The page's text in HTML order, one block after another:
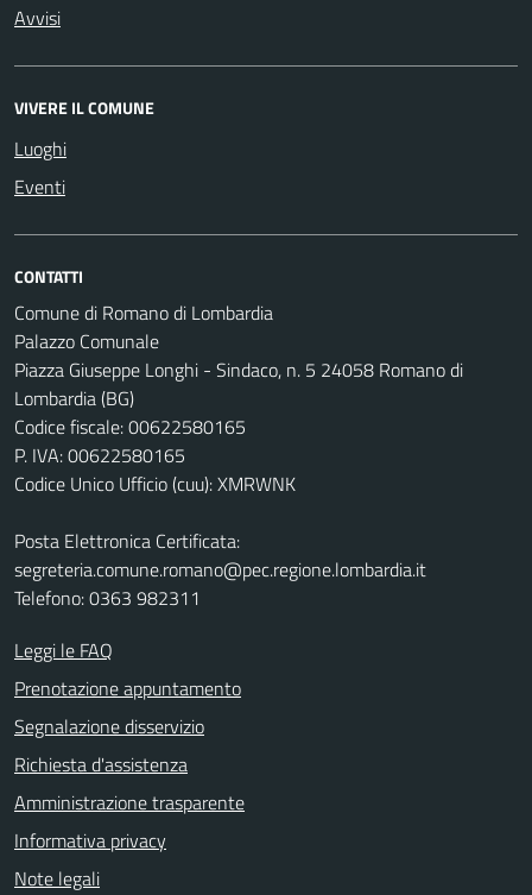
Avvisi
VIVERE IL COMUNE
Luoghi
Eventi
CONTATTI
Comune di Romano di Lombardia
Palazzo Comunale
Piazza Giuseppe Longhi - Sindaco, n. 5 24058 Romano di
Lombardia (BG)
Codice fiscale: 00622580165
P. IVA: 00622580165
Codice Unico Ufficio (cuu): XMRWNK
Posta Elettronica Certificata:
segreteria.comune.romano@pec.regione.lombardia.it
Telefono: 0363 982311
Leggi le FAQ
Prenotazione appuntamento
Segnalazione disservizio
Richiesta d'assistenza
Amministrazione trasparente
Informativa privacy
Note legali